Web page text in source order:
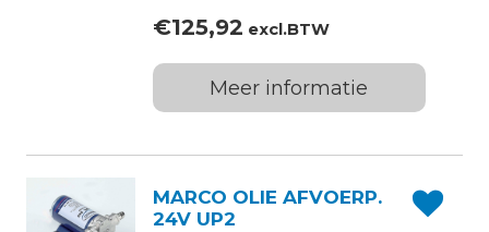
€125,92 excl.BTW
Meer informatie
MARCO OLIE AFVOERP.
24V UP2